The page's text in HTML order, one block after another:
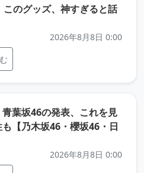
このグッズ、神すぎると話
2026年8月8日 0:00
青葉坂46の発表、これを見
【乃木坂46・櫻坂46・日
2026年8月8日 0:00